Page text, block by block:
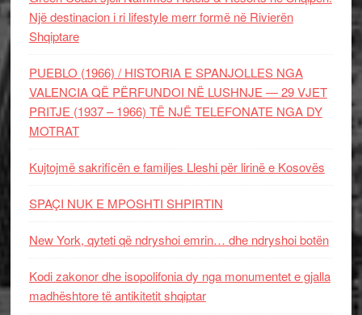
Një destinacion i ri lifestyle merr formë në Rivierën
Shqiptare
PUEBLO (1966) / HISTORIA E SPANJOLLES NGA
VALENCIA QË PËRFUNDOI NË LUSHNJE — 29 VJET
PRITJE (1937 – 1966) TË NJË TELEFONATE NGA DY
MOTRAT
Kujtojmë sakrificën e familjes Lleshi për lirinë e Kosovës
SPAÇI NUK E MPOSHTI SHPIRTIN
New York, qyteti që ndryshoi emrin… dhe ndryshoi botën
Kodi zakonor dhe isopolifonia dy nga monumentet e gjalla
madhështore të antikitetit shqiptar